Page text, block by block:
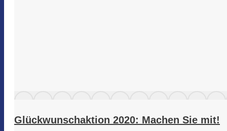
Glückwunschaktion 2020: Machen Sie mit!